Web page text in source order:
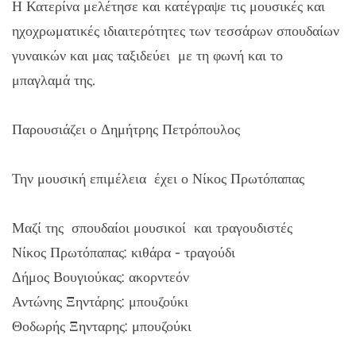
Η Κατερίνα μελέτησε και κατέγραψε τις μουσικές και
ηχοχρωματικές ιδιαιτερότητες των τεσσάρων σπουδαίων
γυναικών και μας ταξιδεύει με τη φωνή και το
μπαγλαμά της.
Παρουσιάζει ο Δημήτρης Πετρόπουλος
Την μουσική επιμέλεια έχει ο Νίκος Πρωτόπαπας
Μαζί της σπουδαίοι μουσικοί και τραγουδιστές
Νίκος Πρωτόπαπας: κιθάρα - τραγούδι
Δήμος Βουγιούκας: ακορντεόν
Αντώνης Ξηντάρης: μπουζούκι
Θοδωρής Ξηνταρης: μπουζούκι